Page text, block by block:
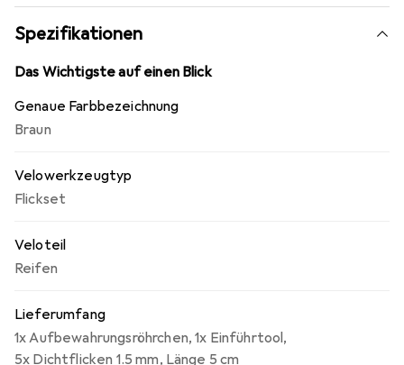
Spezifikationen
Das Wichtigste auf einen Blick
Genaue Farbbezeichnung
Braun
Velowerkzeugtyp
Flickset
Veloteil
Reifen
Lieferumfang
1x Aufbewahrungsröhrchen,1x Einführtool,
5x Dichtflicken 1.5 mm, Länge 5 cm